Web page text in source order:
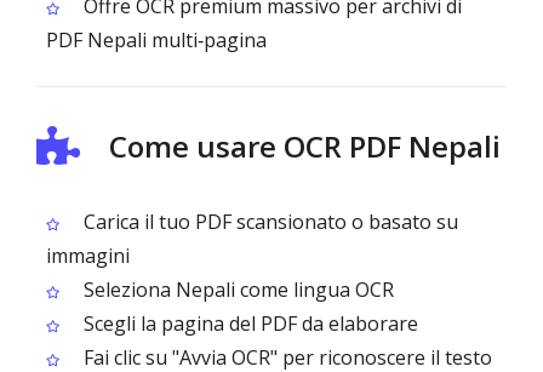
Offre OCR premium massivo per archivi di
PDF Nepali multi‑pagina
Come usare OCR PDF Nepali
Carica il tuo PDF scansionato o basato su
immagini
Seleziona Nepali come lingua OCR
Scegli la pagina del PDF da elaborare
Fai clic su "Avvia OCR" per riconoscere il testo